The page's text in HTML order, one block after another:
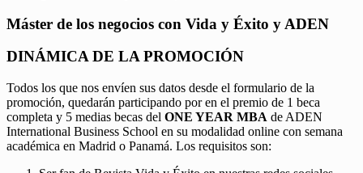
Máster de los negocios con Vida y Éxito y ADEN
DINÁMICA DE LA PROMOCIÓN
Todos los que nos envíen sus datos desde el formulario de la
promoción, quedarán participando por en el premio de 1 beca
completa y 5 medias becas del ONE YEAR MBA de ADEN
International Business School en su modalidad online con semana
académica en Madrid o Panamá. Los requisitos son: